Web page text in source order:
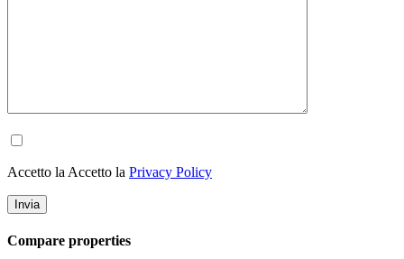
Accetto la Accetto la Privacy Policy
Compare properties